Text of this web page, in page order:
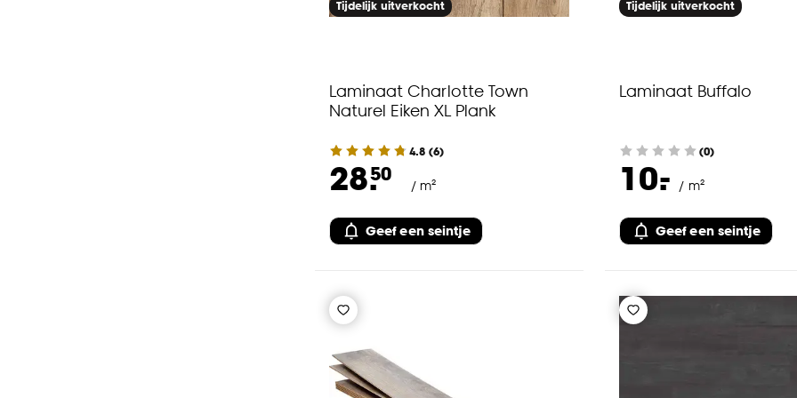
Tijdelijk uitverkocht
Laminaat Charlotte Town
Naturel Eiken XL Plank
4.8 (6)
28.50
/ m²
Geef een seintje
Tijdelijk uitverkocht
Laminaat Buffalo
(0)
10.
- / m²
Geef een seintje